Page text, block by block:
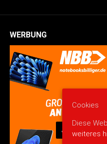
WERBUNG
Cookies
Diese
weiteres